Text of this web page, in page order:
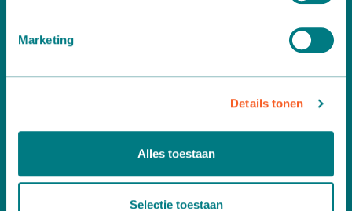
Marketing
Details tonen
Alles toestaan
Selectie toestaan
Leemidden 6
2678 ME De Lier
T+31 (0)174 518 113
info@martinstolze.nl